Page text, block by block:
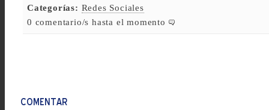
Categorías: Redes Sociales
0 comentario/s hasta el momento